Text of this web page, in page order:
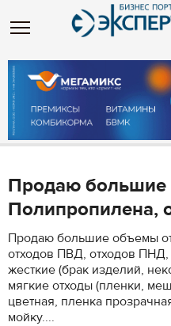
Продаю большие
Полипропилена,
Продаю большие объемы
отходов ПВД, отходов ПНД,
жесткие (брак изделий,
мягкие отходы (пленки,
цветная, пленка
мойку....